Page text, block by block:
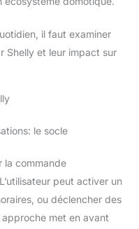
connecté au
l'éclairage, le contacteur,
commutateur intelligent
Vous pouvez partager
Alexa (Amazon Echo /
vous puissiez profiter de
». etc. Et il est
Vous pouvez les
Smart Life.
radio 433 MHz. Chaque
télécommandes.
il faut examiner
Shelly et leur impact sur
le socle
la commande
peut activer un
ou déclencher des
met en avant